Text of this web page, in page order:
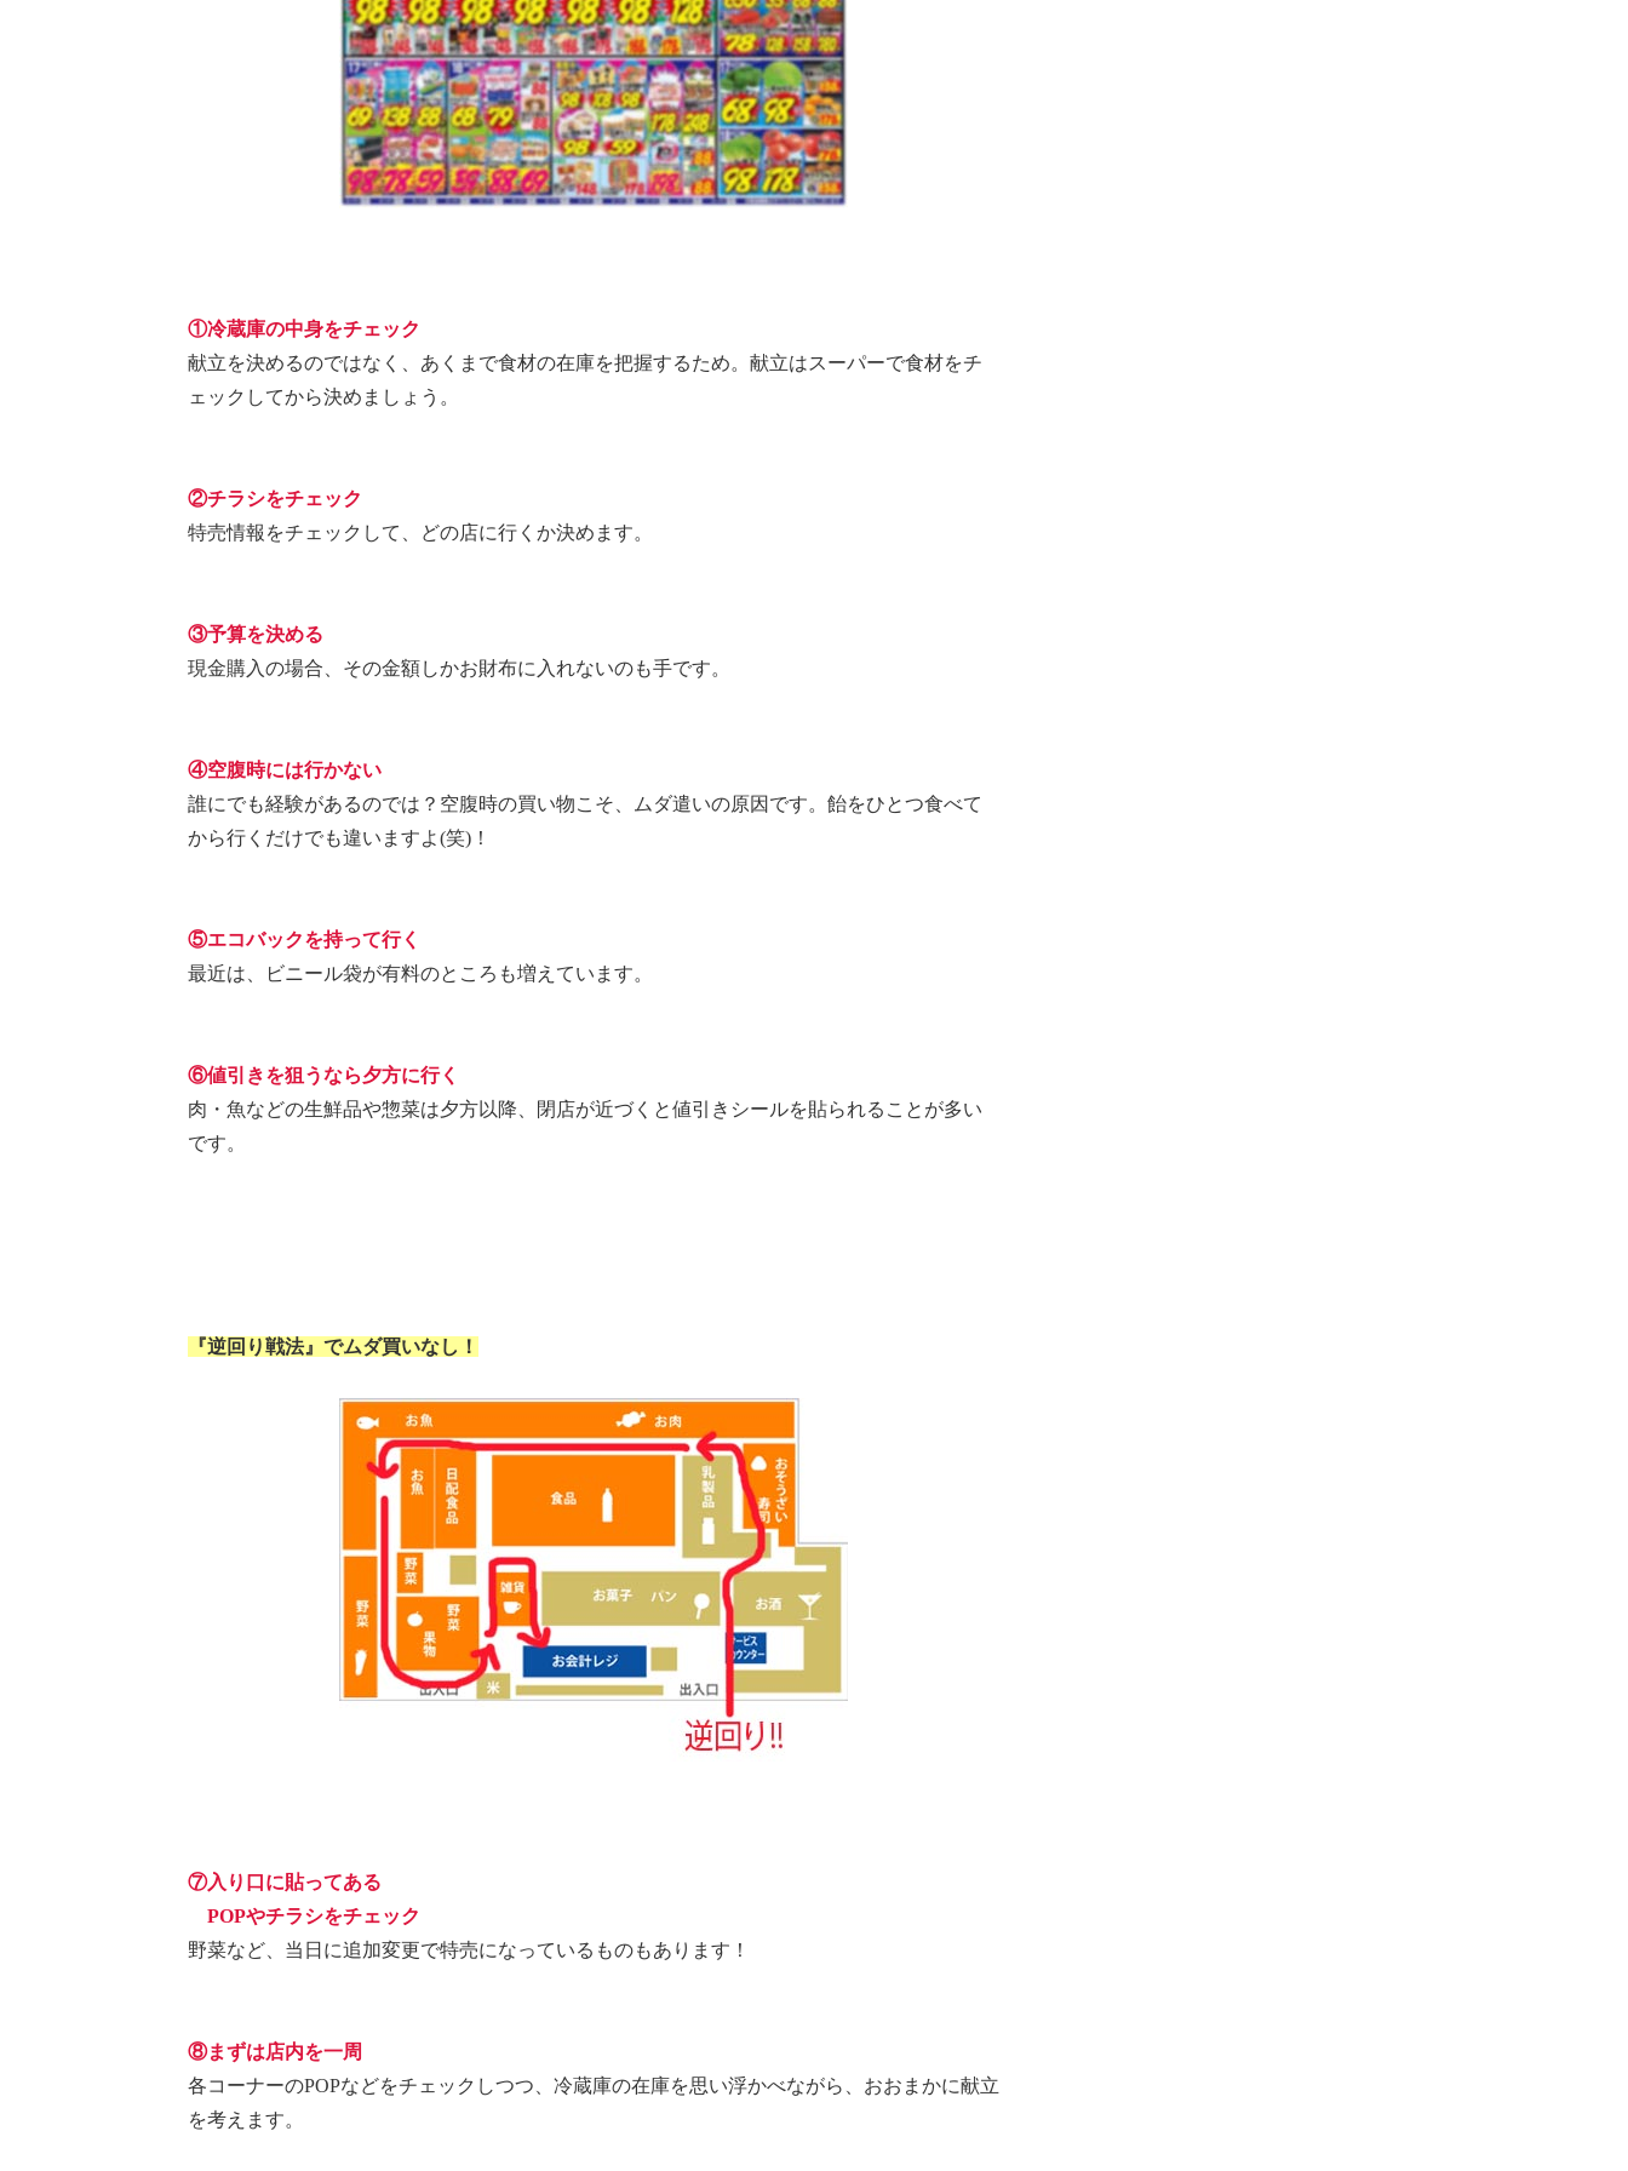
①冷蔵庫の中身をチェック
献立を決めるのではなく、あくまで食材の在庫を把握するため。献立はスーパーで食材をチ
ェックしてから決めましょう。
②チラシをチェック
特売情報をチェックして、どの店に行くか決めます。
③予算を決める
現金購入の場合、その金額しかお財布に入れないのも手です。
④空腹時には行かない
誰にでも経験があるのでは？空腹時の買い物こそ、ムダ遣いの原因です。飴をひとつ食べて
から行くだけでも違いますよ(笑)！
⑤エコバックを持って行く
最近は、ビニール袋が有料のところも増えています。
⑥値引きを狙うなら夕方に行く
肉・魚などの生鮮品や惣菜は夕方以降、閉店が近づくと値引きシールを貼られることが多い
です。
『逆回り戦法』でムダ買いなし！
⑦入り口に貼ってある
POPやチラシをチェック
野菜など、当日に追加変更で特売になっているものもあります！
⑧まずは店内を一周
各コーナーのPOPなどをチェックしつつ、冷蔵庫の在庫を思い浮かべながら、おおまかに献立
を考えます。